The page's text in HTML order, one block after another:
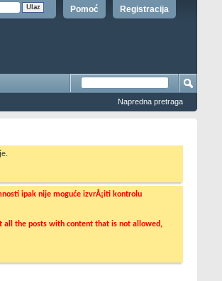
Registracija
Pomoć
Napredna pretraga
ipak nije moguće izvrÅ¡iti kontrolu
all the posts with content that is not allowed,